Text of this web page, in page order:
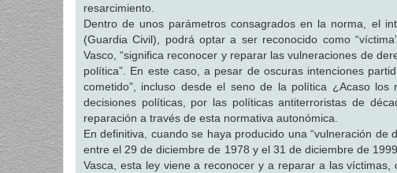
resarcimiento.
Dentro de unos parámetros consagrados en la norma, el
(Guardia Civil), podrá optar a ser reconocido como
Vasco, “significa reconocer y reparar las vulneraciones de
política”. En este caso, a pesar de oscuras intenciones
cometido”, incluso desde el seno de la política ¿Acaso
decisiones políticas, por las políticas antiterroristas de
reparación a través de esta normativa autonómica.
En definitiva, cuando se haya producido una “vulneración
entre el 29 de diciembre de 1978 y el 31 de diciembre de
Vasca, esta ley viene a reconocer y a reparar a las